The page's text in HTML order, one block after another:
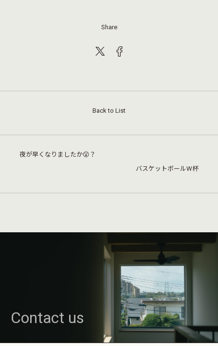
Share
Back to List
夜が早くなりましたか😲？
バスケットボールW杯
Contact us